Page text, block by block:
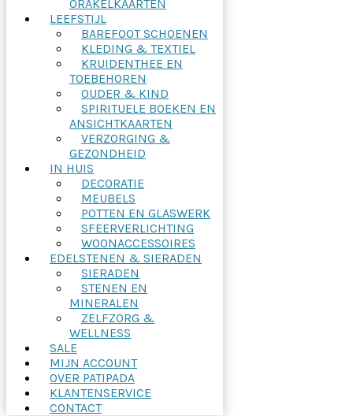
ORAKELKAARTEN
LEEFSTIJL
BAREFOOT SCHOENEN
KLEDING & TEXTIEL
KRUIDENTHEE EN
TOEBEHOREN
OUDER & KIND
SPIRITUELE BOEKEN EN
ANSICHTKAARTEN
VERZORGING &
GEZONDHEID
IN HUIS
DECORATIE
MEUBELS
POTTEN EN GLASWERK
SFEERVERLICHTING
WOONACCESSOIRES
EDELSTENEN & SIERADEN
SIERADEN
STENEN EN
MINERALEN
ZELFZORG &
WELLNESS
SALE
MIJN ACCOUNT
OVER PATIPADA
KLANTENSERVICE
CONTACT